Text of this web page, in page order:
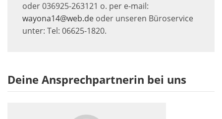
oder 036925-263121 o. per e-mail:
wayona14@web.de oder unseren Büroservice
unter: Tel: 06625-1820.
Deine Ansprechpartnerin bei uns